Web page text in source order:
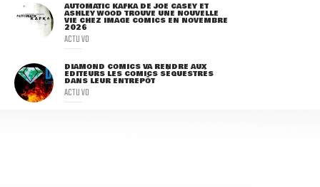
AUTOMATIC KAFKA DE JOE CASEY ET
ASHLEY WOOD TROUVE UNE NOUVELLE
VIE CHEZ IMAGE COMICS EN NOVEMBRE
2026
ACTU VO
DIAMOND COMICS VA RENDRE AUX
ÉDITEURS LES COMICS SÉQUESTRÉS
DANS LEUR ENTREPÔT
ACTU VO